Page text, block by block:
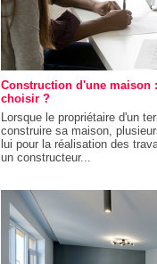
Construction d'une maison
choisir ?
Lorsque le propriétaire d'un
construire sa maison,
lui pour la réalisation des
un constructeur...